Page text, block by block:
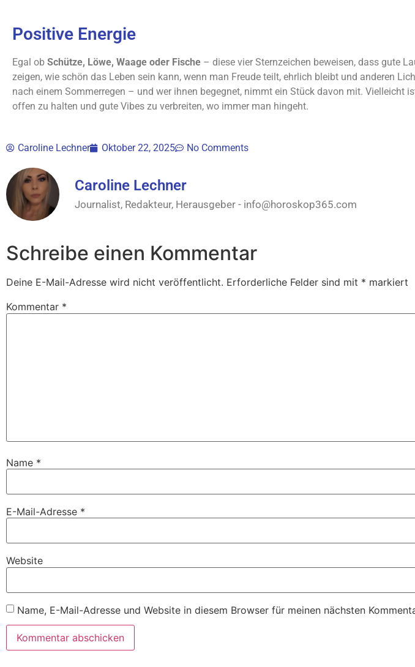
Positive Energie
Egal ob Schütze, Löwe, Waage oder Fische – diese vier Sternzeichen beweisen, dass gute
zeigen, wie schön das Leben sein kann, wenn man Freude teilt, ehrlich bleibt und anderen
nach einem Sommerregen – und wer ihnen begegnet, nimmt ein Stück davon mit. Vielleicht
offen zu halten und gute Vibes zu verbreiten, wo immer man hingeht.
Caroline Lechner Oktober 22, 2025 No Comments
Caroline Lechner
Journalist, Redakteur, Herausgeber - info@horoskop365.com
Schreibe einen Kommentar
Deine E-Mail-Adresse wird nicht veröffentlicht. Erforderliche Felder sind mit * markiert
Kommentar *
Name *
E-Mail-Adresse *
Website
Name, E-Mail-Adresse und Website in diesem Browser für meinen nächsten